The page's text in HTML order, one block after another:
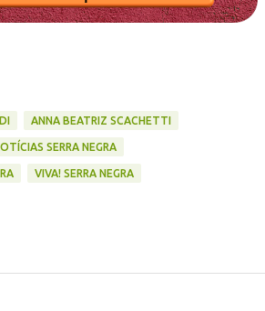
ANNA BEATRIZ SCACHETTI
SERRA NEGRA
VIVA! SERRA NEGRA